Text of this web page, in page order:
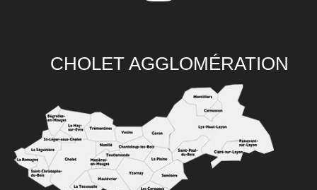
CHOLET AGGLOMÉRATION